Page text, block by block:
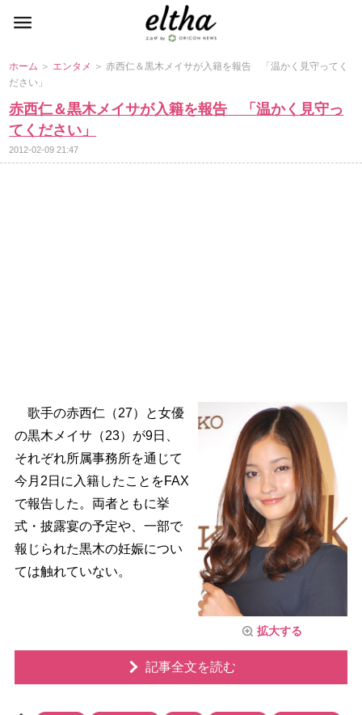
ホーム ＞ エンタメ ＞ 赤西仁＆黒木メイサが入籍を報告 「温かく見守ってく
ださい」
赤西仁＆黒木メイサが入籍を報告 「温かく見守っ
てください」
2012-02-09 21:47
拡大する
歌手の赤西仁（27）と女優
の黒木メイサ（23）が9日、
それぞれ所属事務所を通じて
今月2日に入籍したことをFAX
で報告した。両者ともに挙
式・披露宴の予定や、一部で
報じられた黒木の妊娠につい
ては触れていない。
記事全文を読む